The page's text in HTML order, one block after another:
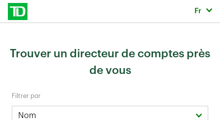
Skip to content
Fr
Trouver un directeur de comptes près
de vous
Filtrer par
Nom